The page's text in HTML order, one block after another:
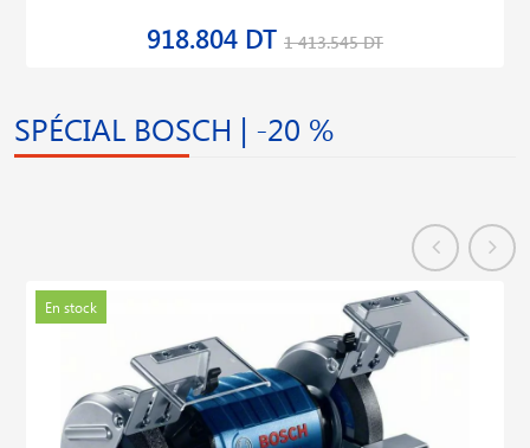
918.804 DT 1 413.545 DT
SPÉCIAL BOSCH | -20 %
En stock